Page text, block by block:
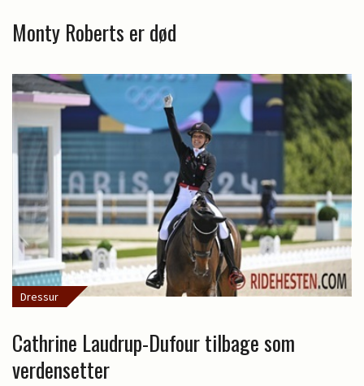
Monty Roberts er død
Dressur
Cathrine Laudrup-Dufour tilbage som
verdensetter